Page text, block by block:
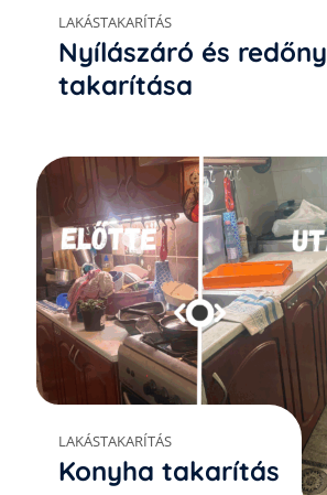
LAKÁSTAKARÍTÁS
Nyílászáró és redőny
takarítása
LAKÁSTAKARÍTÁS
Konyha takarítás